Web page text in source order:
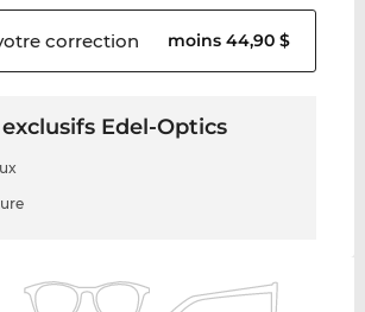
correction moins 44,90 $
Edel-Optics